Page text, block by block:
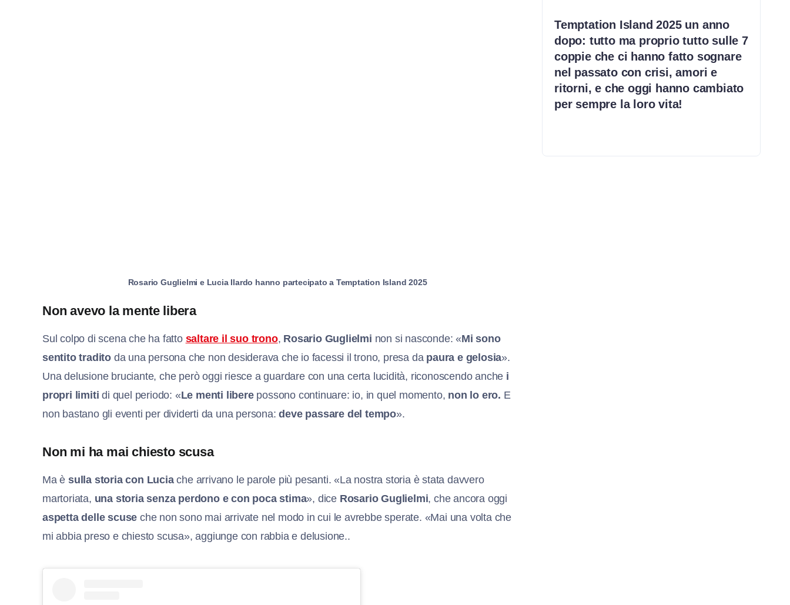
Rosario Guglielmi e Lucia Ilardo hanno partecipato a Temptation Island 2025
Non avevo la mente libera
Sul colpo di scena che ha fatto saltare il suo trono, Rosario Guglielmi non si nasconde: «Mi sono
sentito tradito da una persona che non desiderava che io facessi il trono, presa da paura e gelosia».
Una delusione bruciante, che però oggi riesce a guardare con una certa lucidità, riconoscendo anche i
propri limiti di quel periodo: «Le menti liberepossono continuare: io, in quel momento, non lo ero. E
non bastano gli eventi per dividerti da una persona:deve passare del tempo».
Non mi ha mai chiesto scusa
Ma è sulla storia con Luciache arrivano le parole più pesanti. «La nostra storia è stata davvero
martoriata, una storia senza perdono e con poca stima», dice Rosario Guglielmi, che ancora oggi
aspetta delle scuse che non sono mai arrivate nel modo in cui le avrebbe sperate. «Mai una volta che
mi abbia preso e chiesto scusa», aggiunge con rabbia e delusione..
Temptation Island 2025 un anno
dopo: tutto ma proprio tutto sulle 7
coppie che ci hanno fatto sognare
nel passato con crisi, amori e
ritorni, e che oggi hanno cambiato
per sempre la loro vita!